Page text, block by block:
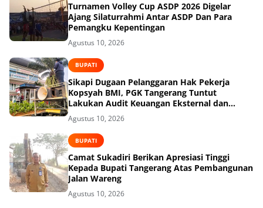
Turnamen Volley Cup ASDP 2026 Digelar
Ajang Silaturrahmi Antar ASDP Dan Para
Pemangku Kepentingan
Agustus 10, 2026
BUPATI
Sikapi Dugaan Pelanggaran Hak Pekerja
Kopsyah BMI, PGK Tangerang Tuntut
Lakukan Audit Keuangan Eksternal dan
Desak Kemnaker serta Kemenkop Turun
Tangan!
Agustus 10, 2026
BUPATI
Camat Sukadiri Berikan Apresiasi Tinggi
Kepada Bupati Tangerang Atas Pembangunan
Jalan Wareng
Agustus 10, 2026